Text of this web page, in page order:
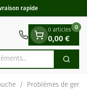
rapide
0 articles
0,00 €
0
/ Problèmes de